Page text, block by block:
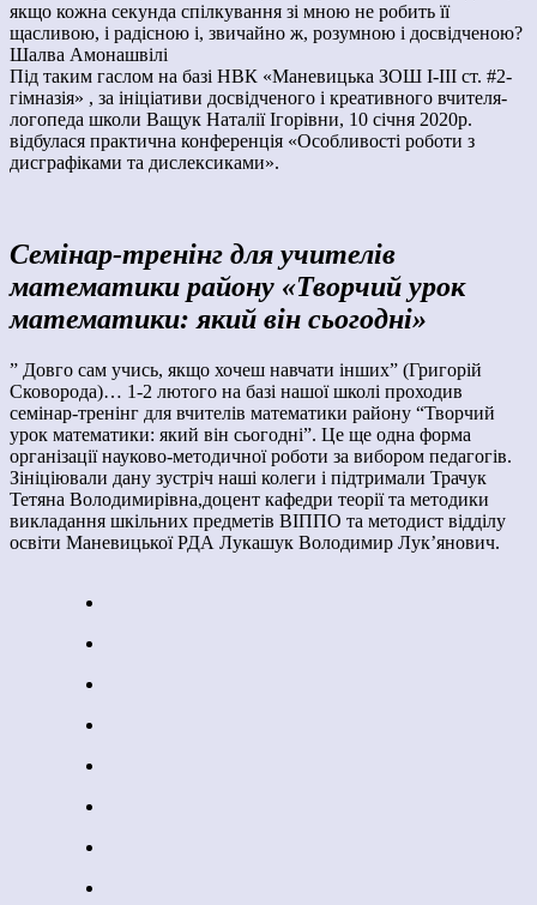
якщо кожна секунда спілкування зі мною не робить її
щасливою, і радісною і, звичайно ж, розумною і досвідченою?
Шалва Амонашвілі
Під таким гаслом на базі НВК «Маневицька ЗОШ І-ІІІ ст. #2-
гімназія» , за ініціативи досвідченого і креативного вчителя-
логопеда школи Ващук Наталії Ігорівни, 10 січня 2020р.
відбулася практична конференція «Особливості роботи з
дисграфіками та дислексиками».
Семінар-тренінг для учителів
математики району «Творчий урок
математики: який він сьогодні»
” Довго сам учись, якщо хочеш навчати інших” (Григорій
Сковорода)… 1-2 лютого на базі нашої школі проходив
семінар-тренінг для вчителів математики району “Творчий
урок математики: який він сьогодні”. Це ще одна форма
організації науково-методичної роботи за вибором педагогів.
Зініціювали дану зустріч наші колеги і підтримали Трачук
Тетяна Володимирівна,доцент кафедри теорії та методики
викладання шкільних предметів ВІППО та методист відділу
освіти Маневицької РДА Лукашук Володимир Лук’янович.